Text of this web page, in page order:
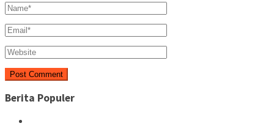
Berita Populer